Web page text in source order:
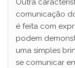
Outra
comunicação
é feita com
podem
uma simples
se comunicar